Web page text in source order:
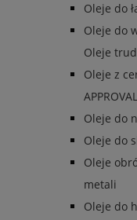
Oleje do
Oleje do
Oleje
Oleje z
Oleje do
Oleje do
Oleje
metali
Oleje do